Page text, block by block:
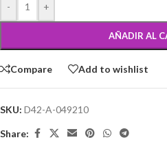
- +
AÑADIR AL
Compare Add to wishlist
SKU: D42-A-049210
Share: